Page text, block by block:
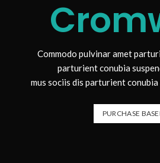
Commodo pulvinar amet
parturient conubia
mus sociis dis parturient conubia
PURCHASE BASEL